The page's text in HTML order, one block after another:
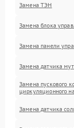
Замена ТЭН
Замена блока
Замена панели
Замена датчика
Замена пускового
циркуляционного
Замена датчика